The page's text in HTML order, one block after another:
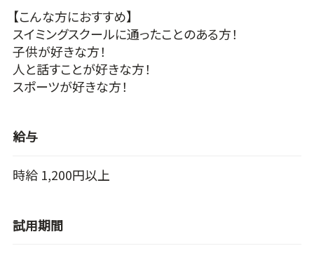
【こんな方におすすめ】
スイミングスクールに通ったことのある方！
子供が好きな方！
人と話すことが好きな方！
スポーツが好きな方！
給与
時給 1,200円以上
試用期間